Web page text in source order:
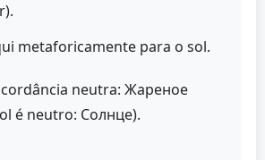
metaforicamente para o sol.
neutra: Жареное
é neutro: Солнце).